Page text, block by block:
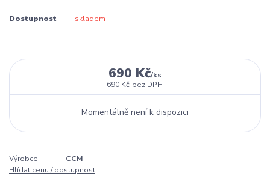
Dostupnost skladem
690 Kč/ks
690 Kč bez DPH
Momentálně není k dispozici
Výrobce:
CCM
Hlídat cenu / dostupnost